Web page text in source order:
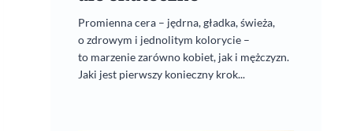
Promienna cera – jędrna, gładka, świeża,
o zdrowym i jednolitym kolorycie –
to marzenie zarówno kobiet, jak i mężczyzn.
Jaki jest pierwszy konieczny krok...